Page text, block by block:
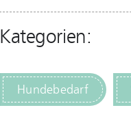
Kategorien:
Hundebedarf